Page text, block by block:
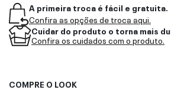
A primeira troca é fácil e gratuita.
Confira as opções de troca aqui.
Cuidar do produto o torna mais
Confira os cuidados com o produto.
COMPRE O LOOK